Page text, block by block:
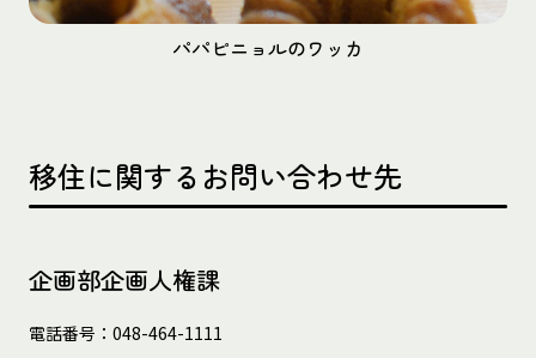
パパピニョルのワッカ
移住に関するお問い合わせ先
企画部企画人権課
電話番号：048-464-1111